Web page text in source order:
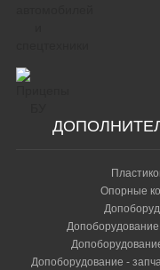
Опорные
Допоборудование -